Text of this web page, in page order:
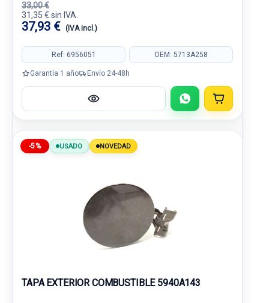
33,00 €
31,35 € sin IVA.
37,93 € (IVA incl.)
Ref: 6956051 OEM: 5713A258
Garantía 1 año Envío 24-48h
-5% USADO NOVEDAD
TAPA EXTERIOR COMBUSTIBLE 5940A143